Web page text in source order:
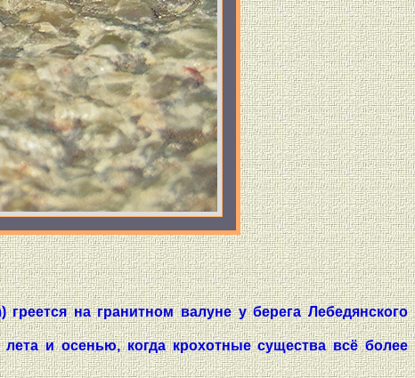
на гранитном валуне у берега Лебедянского
и осенью, когда крохотные существа всё более